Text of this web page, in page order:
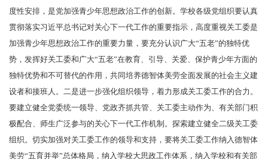
度性安排，是党加强青少年思想政治工作的创新。学校各级党组织要认真
贯彻落实习近平总书记对关心下一代工作的重要指示，高度重视关工委是
加强青少年思想政治工作的重要力量，要充分认识广大“五老”的独特优
势，发挥好关工委和广大“五老”在教育、引导、关爱、保护青少年方面的
独特优势和不可替代的作用，共同培养德智体美劳全面发展的社会主义建
设者和接班人。二是进一步强化组织领导，着力形成关工委工作的合力。
要建立健全党委统一领导、党政齐抓共管、关工委主动作为、有关部门积
极配合、师生广泛参与的关心下一代工作机制。探索建立健全二级关工委
组织。切实加强对关工委工作的领导和支持，要将关工委工作纳入德智体
美劳“五育并举”总体格局，纳入学校大思政工作体系，纳入学校和有关部